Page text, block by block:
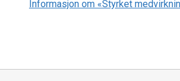
Informasjon om «Styrket